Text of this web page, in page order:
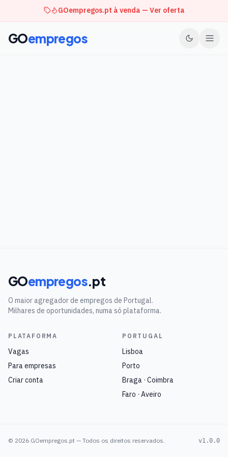
GOempregos.pt à venda — Ver oferta
GOempregos
GOempregos.pt
O maior agregador de empregos de Portugal.
Milhares de oportunidades, numa só plataforma.
PLATAFORMA
Vagas
Para empresas
Criar conta
PORTUGAL
Lisboa
Porto
Braga · Coimbra
Faro · Aveiro
© 2026 GOempregos.pt — Todos os direitos reservados. v1.0.0